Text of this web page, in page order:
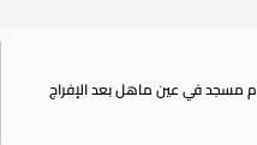
مسجد في عين ماهل بعد الإفراج